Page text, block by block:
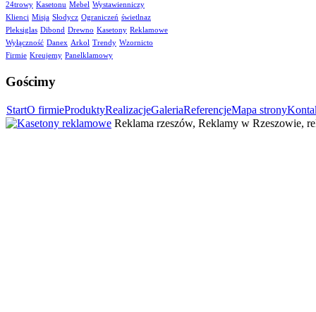
24trowy Kasetonu Mebel Wystawienniczy
Klienci Misja Słodycz Ograniczeń świetlnaz
Pleksiglas Dibond Drewno Kasetony Reklamowe
Wyłączność Danex Arkol Trendy Wzornicto
Firmie Kreujemy Panelklamowy
Gościmy
StartO firmieProduktyRealizacjeGaleriaReferencjeMapa strony
Reklama rzeszów, Reklamy w Rzeszowie,